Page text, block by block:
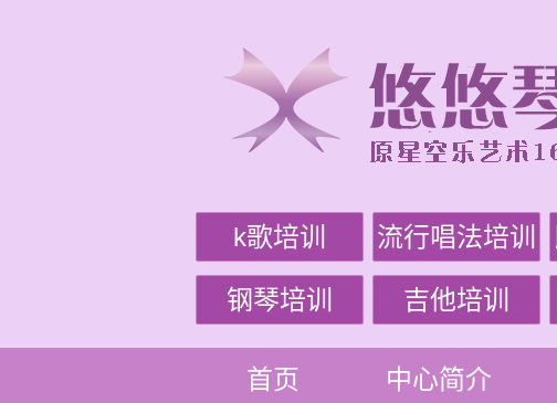
k歌培训 流行唱法培训
钢琴培训 吉他培训
首页 中心简介